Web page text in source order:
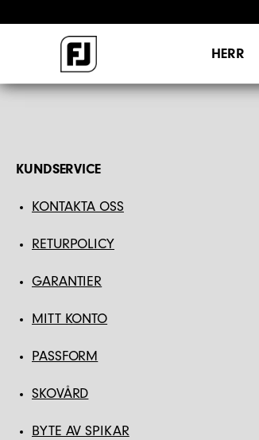
HERR
KUNDSERVICE
KONTAKTA OSS
RETURPOLICY
GARANTIER
MITT KONTO
PASSFORM
SKOVÅRD
BYTE AV SPIKAR